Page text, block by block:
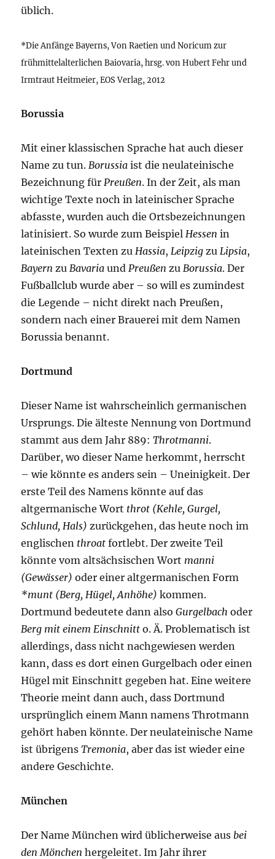
üblich.
*Die Anfänge Bayerns, Von Raetien und Noricum zur
frühmittelalterlichen Baiovaria, hrsg. von Hubert Fehr und
Irmtraut Heitmeier, EOS Verlag, 2012
Borussia
Mit einer klassischen Sprache hat auch dieser
Name zu tun.Borussia ist die neulateinische
Bezeichnung fürPreußen. In der Zeit, als man
wichtige Texte noch in lateinischer Sprache
abfasste, wurden auch die Ortsbezeichnungen
latinisiert. So wurde zum BeispielHessen in
lateinischen Texten zuHassia,Leipzig zuLipsia,
Bayern zuBavaria undPreußen zuBorussia. Der
Fußballclub wurde aber – so will es zumindest
die Legende – nicht direkt nach Preußen,
sondern nach einer Brauerei mit dem Namen
Borussia benannt.
Dortmund
Dieser Name ist wahrscheinlich germanischen
Ursprungs. Die älteste Nennung von Dortmund
stammt aus dem Jahr 889:Throtmanni.
Darüber, wo dieser Name herkommt, herrscht
– wie könnte es anders sein – Uneinigkeit. Der
erste Teil des Namens könnte auf das
altgermanische Wort throt (Kehle, Gurgel,
Schlund, Hals) zurückgehen, das heute noch im
englischen throat fortlebt. Der zweite Teil
könnte vom altsächsischen Wort manni
(Gewässer) oder einer altgermanischen Form
*munt (Berg, Hügel, Anhöhe) kommen.
Dortmund bedeutete dann alsoGurgelbach oder
Berg mit einem Einschnitt o. Ä. Problematisch ist
allerdings, dass nicht nachgewiesen werden
kann, dass es dort einen Gurgelbach oder einen
Hügel mit Einschnitt gegeben hat. Eine weitere
Theorie meint dann auch, dass Dortmund
ursprünglich einem Mann namens Throtmann
gehört haben könnte. Der neulateinische Name
ist übrigensTremonia, aber das ist wieder eine
andere Geschichte.
München
Der Name München wird üblicherweise aus bei
den Mönchen hergeleitet. Im Jahr ihrer